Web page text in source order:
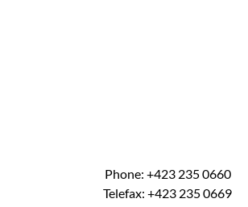
Phone: +423 235 0660
Telefax: +423 235 0669